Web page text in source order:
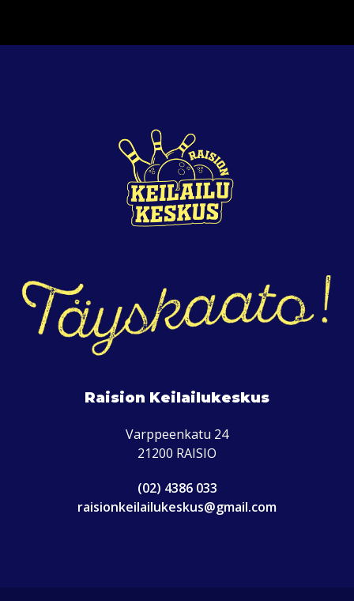
Raision Keilailukeskus
Varppeenkatu 24
21200 RAISIO
(02) 4386 033
raisionkeilailukeskus@gmail.com